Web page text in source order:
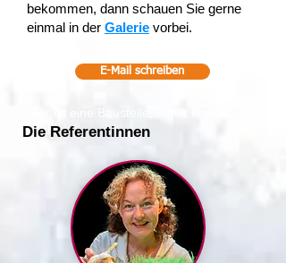
bekommen, dann schauen Sie gerne
einmal in der Galerie vorbei.
E-Mail schreiben
noch!
Die Referentinnen